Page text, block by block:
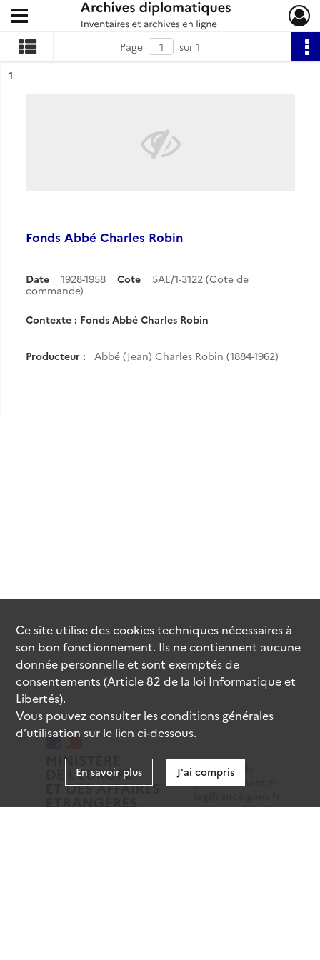
Archives diplomatiques
Ouvrir le menu déroulant
Page
sur 1
n°
1
Fonds Abbé Charles Robin
Date 1928-1958 Cote
5AE/1-3122 (Cote de
commande)
Contexte : Fonds Abbé Charles Robin
Producteur : Abbé (Jean) Charles Robin (1884-1962)
data.gouv.fr
gouvernement.fr
service-public.fr
Ce site utilise descookiestechniques nécessaires à
son bon fonctionnement. Ils ne contiennent aucune
donnée personnelle et sont exemptés de
consentements (Article 82 de la loi Informatique et
Libertés).
Vous pouvez consulter les conditions générales
d’utilisation sur le lien ci-dessous.
En savoir plus J'ai compris